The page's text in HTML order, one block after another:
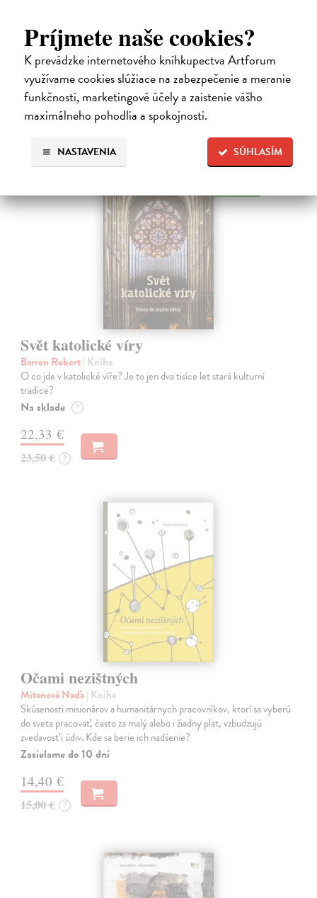
Príjmete naše cookies?
K prevádzke internetového kníhkupectva Artforum
využívame cookies slúžiace na zabezpečenie a meranie
funkčnosti, marketingové účely a zaistenie vášho
maximálneho pohodlia a spokojnosti.
SÚHLASÍM
NASTAVENIA
františkánskeho príspevku k našej kultúre. Františkán Dominik
Mokoš patril medzi najplodnejších a najpozoruhodnejších slovenských
autorov homiletickej…
Zasielame do 14 dní
18,00 €
Svět katolické víry
Barron Robert| Kniha
O co jde v katolické víře? Je to jen dva tisíce let stará kulturní
tradice?
Na sklade ?
22,33 €
23,50 € ?
Očami nezištných
Mitanová Naďa| Kniha
Skúsenosti misionárov a humanitárnych pracovníkov, ktorí sa vyberú
do sveta pracovať, často za malý alebo i žiadny plat, vzbudzujú
zvedavosť i údiv. Kde sa berie ich nadšenie?
Zasielame do 10 dní
14,40 €
15,00 € ?